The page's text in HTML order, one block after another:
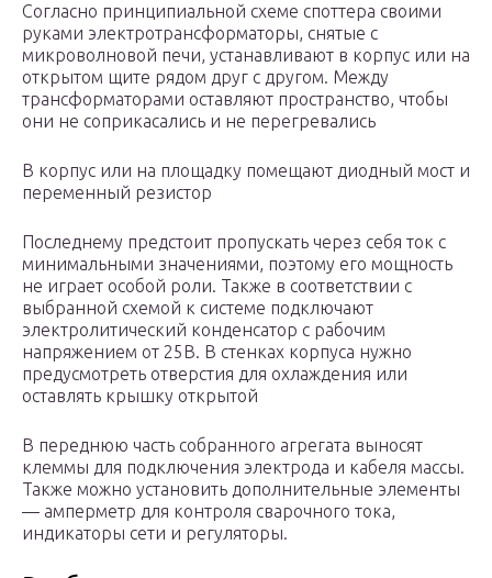
Согласно принципиальной схеме споттера своими
руками электротрансформаторы, снятые с
микроволновой печи, устанавливают в корпус или на
открытом щите рядом друг с другом. Между
трансформаторами оставляют пространство, чтобы
они не соприкасались и не перегревались
В корпус или на площадку помещают диодный мост и
переменный резистор
Последнему предстоит пропускать через себя ток с
минимальными значениями, поэтому его мощность
не играет особой роли. Также в соответствии с
выбранной схемой к системе подключают
электролитический конденсатор с рабочим
напряжением от 25В. В стенках корпуса нужно
предусмотреть отверстия для охлаждения или
оставлять крышку открытой
В переднюю часть собранного агрегата выносят
клеммы для подключения электрода и кабеля массы.
Также можно установить дополнительные элементы
— амперметр для контроля сварочного тока,
индикаторы сети и регуляторы.